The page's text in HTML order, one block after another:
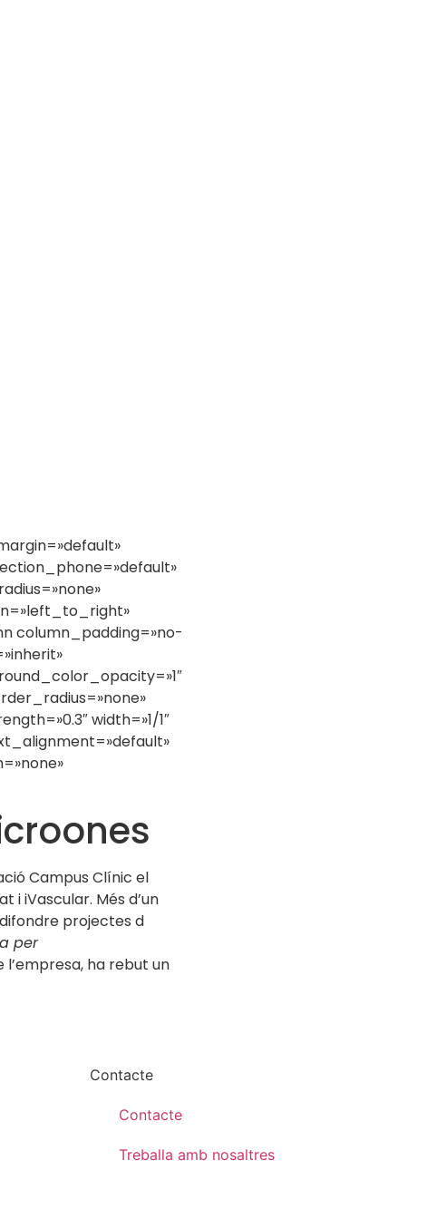
column_padding=»no-
width=»1/1″
Campus Clínic el
i iVascular. Més d’un
projectes d
per
ha rebut un
Contacte
Contacte
Treballa amb nosaltres